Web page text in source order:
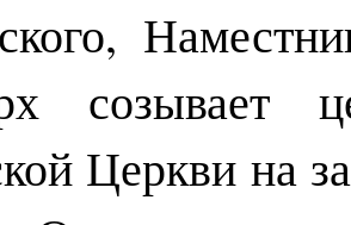
созывает
Церкви на